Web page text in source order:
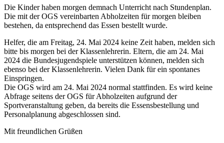
Die Kinder haben morgen demnach Unterricht nach Stundenplan.
Die mit der OGS vereinbarten Abholzeiten für morgen bleiben
bestehen, da entsprechend das Essen bestellt wurde.
Helfer, die am Freitag, 24. Mai 2024 keine Zeit haben, melden sich
bitte bis morgen bei der Klassenlehrerin. Eltern, die am 24. Mai
2024 die Bundesjugendspiele unterstützen können, melden sich
ebenso bei der Klassenlehrerin. Vielen Dank für ein spontanes
Einspringen.
Die OGS wird am 24. Mai 2024 normal stattfinden. Es wird keine
Abfrage seitens der OGS für Abholzeiten aufgrund der
Sportveranstaltung geben, da bereits die Essensbestellung und
Personalplanung abgeschlossen sind.
Mit freundlichen Grüßen